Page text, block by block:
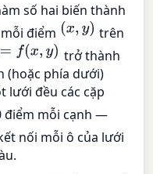
số hai biến thành
điểm (x,y )
trên
f(x ,y)
trở thành
(hoặc phía dưới)
lưới đều các cặp
điểm mỗi cạnh —
nối mỗi ô của lưới